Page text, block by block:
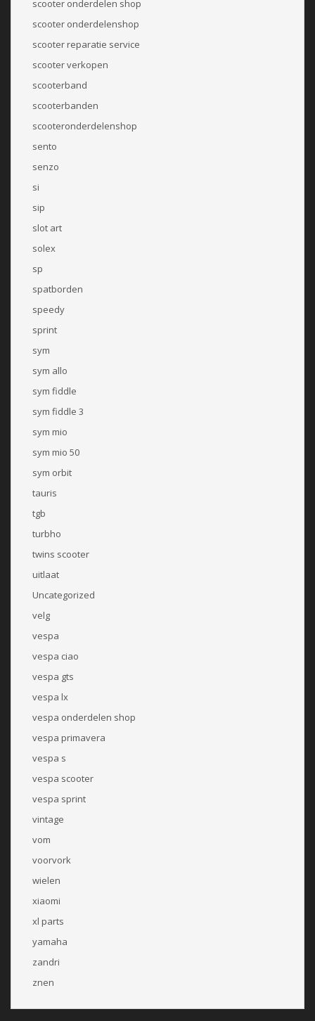
scooter onderdelen shop
scooter onderdelenshop
scooter reparatie service
scooter verkopen
scooterband
scooterbanden
scooteronderdelenshop
sento
senzo
si
sip
slot art
solex
sp
spatborden
speedy
sprint
sym
sym allo
sym fiddle
sym fiddle 3
sym mio
sym mio 50
sym orbit
tauris
tgb
turbho
twins scooter
uitlaat
Uncategorized
velg
vespa
vespa ciao
vespa gts
vespa lx
vespa onderdelen shop
vespa primavera
vespa s
vespa scooter
vespa sprint
vintage
vom
voorvork
wielen
xiaomi
xl parts
yamaha
zandri
znen